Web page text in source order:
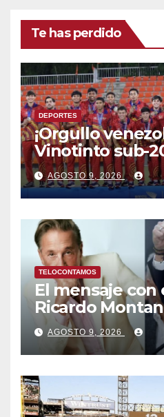
Te has perdido
DEPORTES
¡Orgullo
Vinotinto sub-
oro en los
Caribe tras
penales
AGOSTO 9, 2026
TELOCONTAMOS
El mensaje con
Ricardo
Abelardo de la
ayudar a
AGOSTO 9, 2026